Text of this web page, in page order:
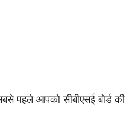
पहले आपको सीबीएसई बोर्ड की